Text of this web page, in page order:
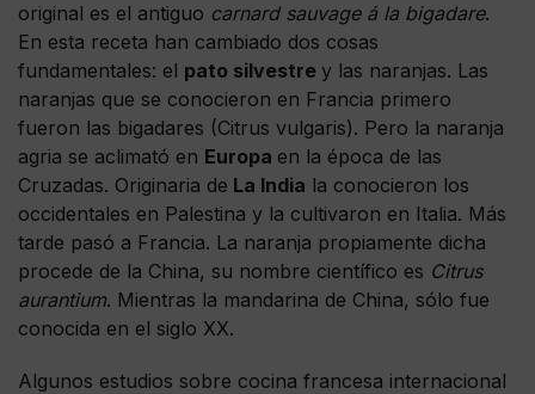
original es el antiguo carnard sauvage á la bigadare.
En esta receta han cambiado dos cosas
fundamentales: el pato silvestre y las naranjas. Las
naranjas que se conocieron en Francia primero
fueron las bigadares (Citrus vulgaris). Pero la naranja
agria se aclimató en Europa en la época de las
Cruzadas. Originaria de La India la conocieron los
occidentales en Palestina y la cultivaron en Italia. Más
tarde pasó a Francia. La naranja propiamente dicha
procede de la China, su nombre científico es Citrus
aurantium. Mientras la mandarina de China, sólo fue
conocida en el siglo XX.
Algunos estudios sobre cocina francesa internacional